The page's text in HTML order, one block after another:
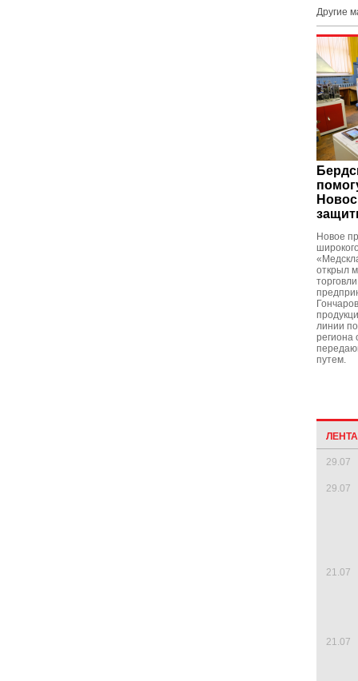
Другие
Новое
открыл
линии
региона
путем.
29.07
29.07
21.07
21.07